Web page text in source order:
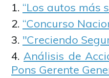
“Los autos más
“Concurso
"Creciendo
Análisis de
Pons Gerente